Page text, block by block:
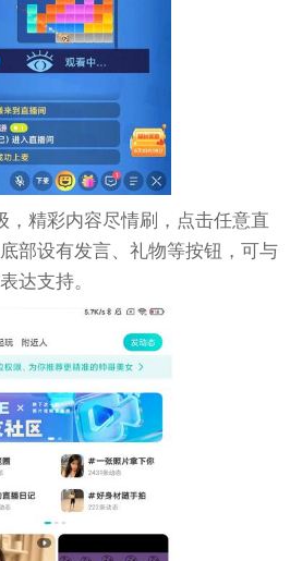
，精彩内容尽情刷，点击任意直
部设有发言、礼物等按钮，可与
达支持。